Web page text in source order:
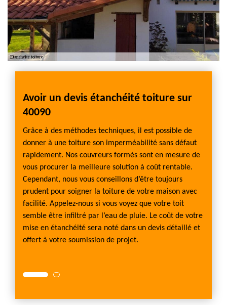
Avoir un devis étanchéité toiture sur
40090
Grâce à des méthodes techniques, il est possible de
donner à une toiture son imperméabilité sans défaut
rapidement. Nos couvreurs formés sont en mesure de
vous procurer la meilleure solution à coût rentable.
Cependant, nous vous conseillons d’être toujours
prudent pour soigner la toiture de votre maison avec
facilité. Appelez-nous si vous voyez que votre toit
semble être infiltré par l’eau de pluie. Le coût de votre
mise en étanchéité sera noté dans un devis détaillé et
offert à votre soumission de projet.